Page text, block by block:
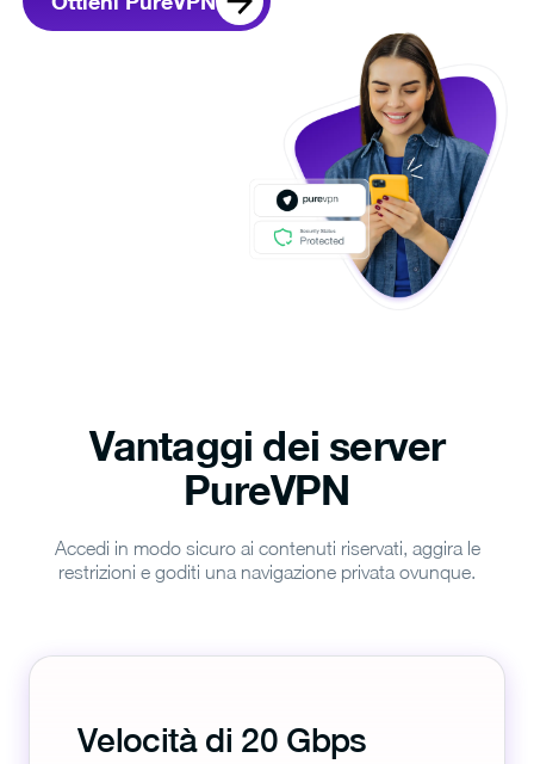
Vantaggi dei server
PureVPN
Accedi in modo sicuro ai contenuti riservati, aggira le
restrizioni e goditi una navigazione privata ovunque.
Velocità di 20 Gbps